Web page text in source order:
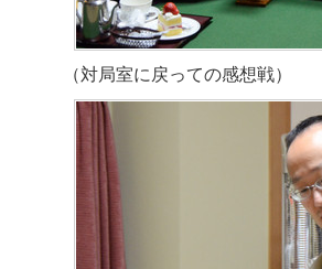
（対局室に戻っての感想戦）